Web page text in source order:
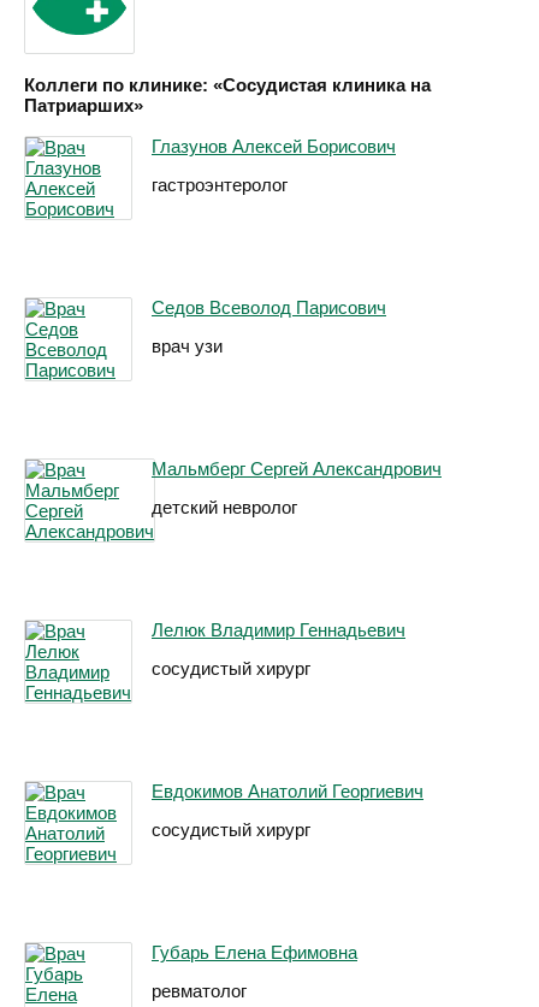
Коллеги по клинике: «Сосудистая клиника на
Патриарших»
Глазунов Алексей Борисович
гастроэнтеролог
Седов Всеволод Парисович
врач узи
Мальмберг Сергей Александрович
детский невролог
Лелюк Владимир Геннадьевич
сосудистый хирург
Евдокимов Анатолий Георгиевич
сосудистый хирург
Губарь Елена Ефимовна
ревматолог